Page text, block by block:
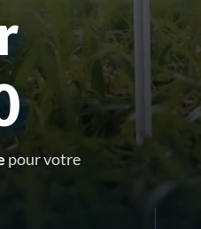
pour votre